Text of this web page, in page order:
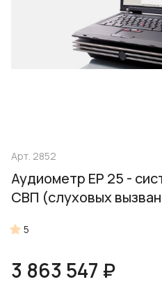
Арт. 2852
Аудиометр EP 25 -
СВП (слуховых
5
3 863 547 ₽